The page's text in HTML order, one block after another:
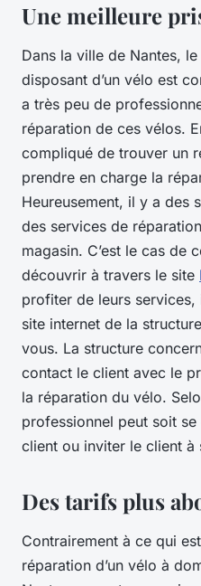
Une meilleure
Dans la ville de Nantes,
disposant d’un vélo est
a très peu de
réparation de ces vélos.
compliqué de trouver un
prendre en charge la
Heureusement, il y a des
des services de
magasin. C’est le cas de
découvrir à travers le site
profiter de leurs
site internet de la
vous. La structure
contact le client avec le
la réparation du vélo.
professionnel peut soit
client ou inviter le client à
Des tarifs plus
Contrairement à ce qui
réparation d’un vélo à